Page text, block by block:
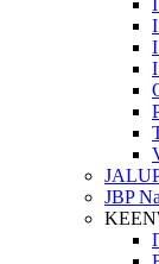
JBP